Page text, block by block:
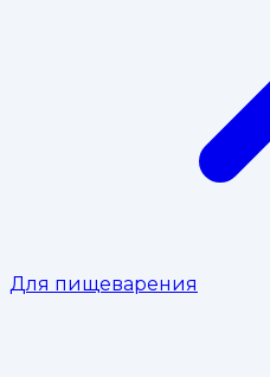
Для пищеварения